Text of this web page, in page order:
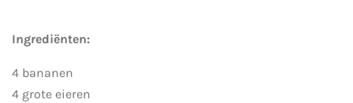
Ingrediënten:
4 bananen
4 grote eieren